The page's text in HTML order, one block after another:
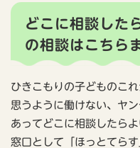
どこに相談した
の相談はこちら
ひきこもりの子どものこ
思うように働けない、ヤ
あってどこに相談したら
窓口として「ほっとてらす